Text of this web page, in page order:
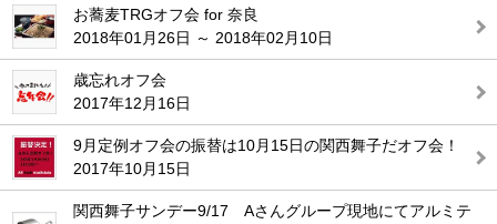
お蕎麦TRGオフ会 for 奈良
2018年01月26日 ～ 2018年02月10日
歳忘れオフ会
2017年12月16日
9月定例オフ会の振替は10月15日の関西舞子だオフ会！
2017年10月15日
関西舞子サンデー9/17 Aさんグループ現地にてアルミテ